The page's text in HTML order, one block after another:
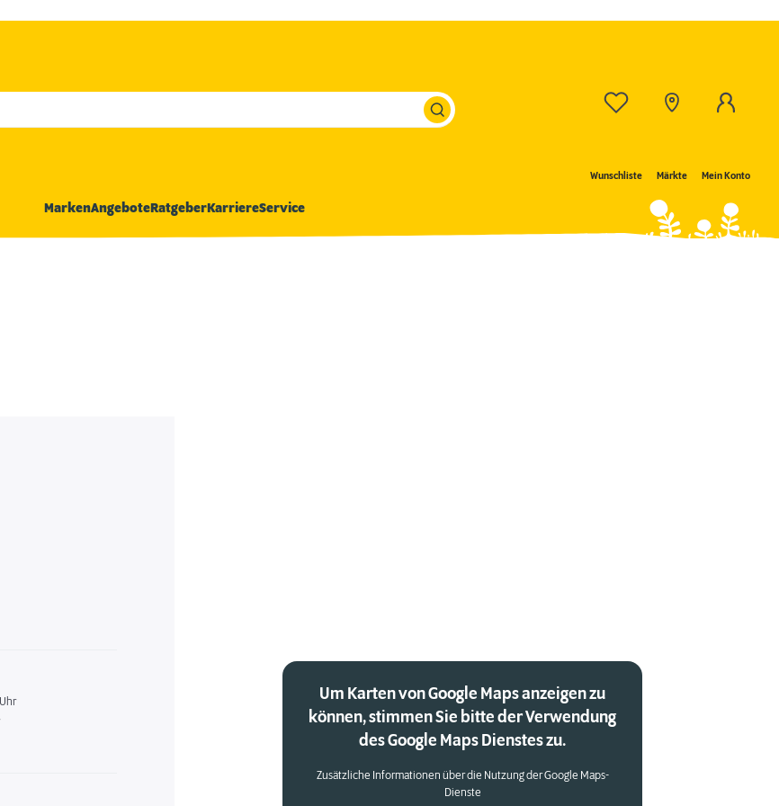
Wunschliste Märkte Mein Konto
MarkenAngeboteRatgeberKarriereService
Um Karten von Google Maps anzeigen zu
können, stimmen Sie bitte der Verwendung
des Google Maps Dienstes zu.
Zusätzliche Informationen über die Nutzung der Google Maps-
Dienste